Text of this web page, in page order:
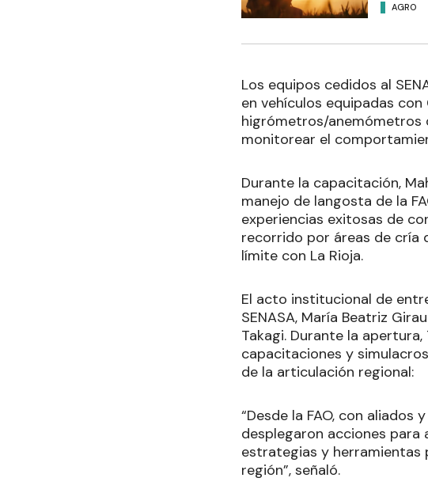
AGRO
Los equipos cedidos al
en vehículos equipadas
higrómetros/anemómetros
monitorear el
Durante la capacitación,
manejo de langosta de la
experiencias exitosas de
recorrido por áreas de cría
límite con La Rioja.
El acto institucional de
SENASA, María Beatriz
Takagi. Durante la
capacitaciones y
de la articulación regional:
“Desde la FAO, con
desplegaron acciones para
estrategias y herramientas
región”, señaló.